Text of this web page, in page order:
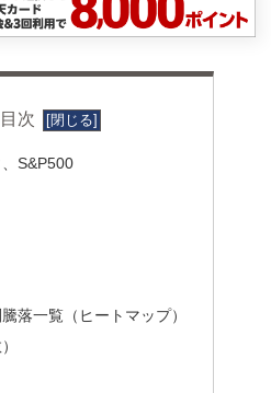
目次
S&P500
落一覧（ヒートマップ）